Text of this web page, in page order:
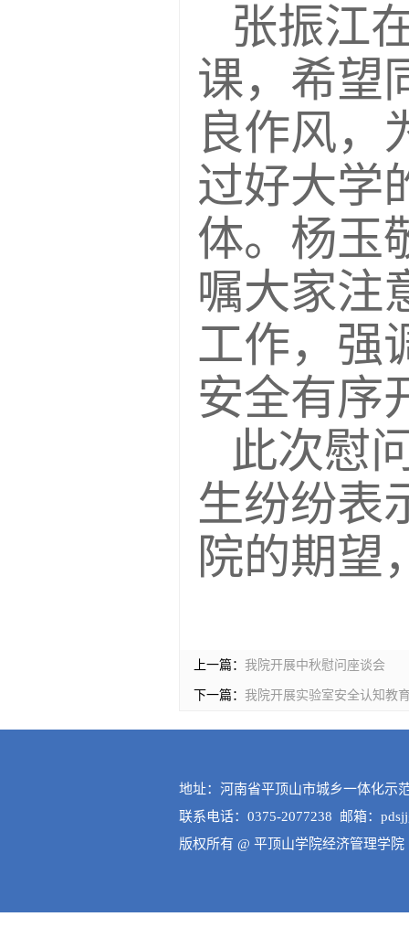
张振江
课，希望
良作风，
过好大学
体。杨玉
嘱大家注
工作，强
安全有序
此次慰
生纷纷表
院的期望
上一篇： 我院开展中秋慰问座谈会
下一篇： 我院开展实验室安全认知教
地址：河南省平顶山市城乡一体化示
联系电话：0375-2077238 邮箱：
版权所有 @ 平顶山学院经济管理学院